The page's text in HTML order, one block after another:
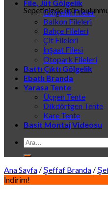
Sepetinizde ürün
File, Jüt Gölgelik
Gölgelik Fileler
Balkon Fileleri
Bahçe Fileleri
Çit Fileleri
İnşaat Filesi
Otopark Fileleri
Battı Çıktı Gölgelik
Ebatlı Branda
Yarasa Tente
Üçgen Tente
Dikdörtgen Tente
Kare Tente
Basit Montaj Videosu
Ara:
Ana Sayfa / Şeffaf Branda /
İndirim!